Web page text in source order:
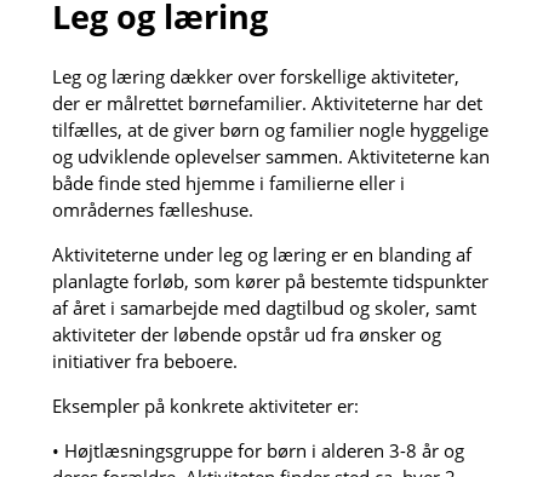
Leg og læring
Leg og læring dækker over forskellige aktiviteter,
der er målrettet børnefamilier. Aktiviteterne har det
tilfælles, at de giver børn og familier nogle hyggelige
og udviklende oplevelser sammen. Aktiviteterne kan
både finde sted hjemme i familierne eller i
områdernes fælleshuse.
Aktiviteterne under leg og læring er en blanding af
planlagte forløb, som kører på bestemte tidspunkter
af året i samarbejde med dagtilbud og skoler, samt
aktiviteter der løbende opstår ud fra ønsker og
initiativer fra beboere.
Eksempler på konkrete aktiviteter er:
• Højtlæsningsgruppe for børn i alderen 3-8 år og